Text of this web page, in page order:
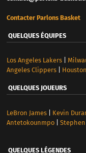
Contacter Parlons Basket
QUELQUES ÉQUIPES
Los Angeles Lakers|
Angeles Clippers|
QUELQUES JOUEURS
LeBron James| Kevin
Antetokounmpo| Stephen
QUELQUES LÉGENDES